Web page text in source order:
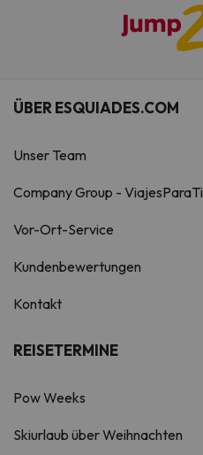
ÜBER ESQUIADES.COM
Unser Team
Company Group - ViajesParaTi
Vor-Ort-Service
Kundenbewertungen
Kontakt
REISETERMINE
Pow Weeks
Skiurlaub über Weihnachten